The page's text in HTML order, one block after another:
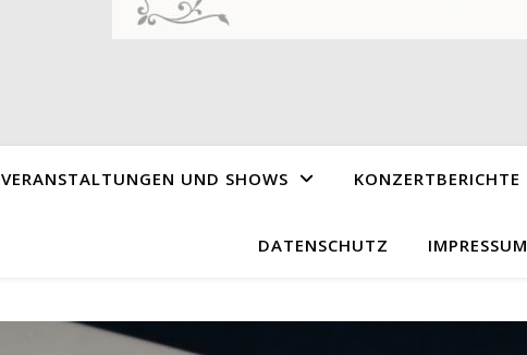
VERANSTALTUNGEN UND SHOWS KONZERTBERICHTE
DATENSCHUTZ IMPRESSUM